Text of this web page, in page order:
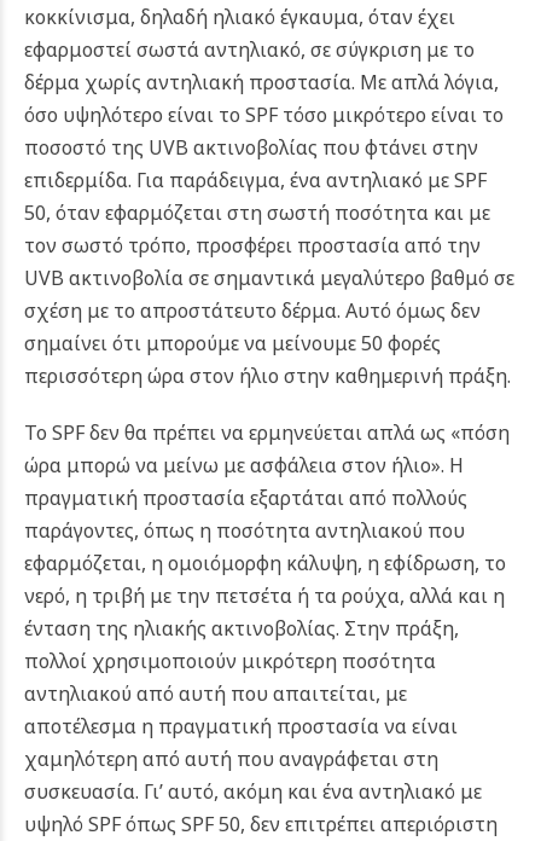
κοκκίνισμα, δηλαδή ηλιακό έγκαυμα, όταν έχει
εφαρμοστεί σωστά αντηλιακό, σε σύγκριση με το
δέρμα χωρίς αντηλιακή προστασία. Με απλά λόγια,
όσο υψηλότερο είναι το SPF τόσο μικρότερο είναι το
ποσοστό της UVB ακτινοβολίας που φτάνει στην
επιδερμίδα. Για παράδειγμα, ένα αντηλιακό με SPF
50, όταν εφαρμόζεται στη σωστή ποσότητα και με
τον σωστό τρόπο, προσφέρει προστασία από την
UVB ακτινοβολία σε σημαντικά μεγαλύτερο βαθμό σε
σχέση με το απροστάτευτο δέρμα. Αυτό όμως δεν
σημαίνει ότι μπορούμε να μείνουμε 50 φορές
περισσότερη ώρα στον ήλιο στην καθημερινή πράξη.
Το SPF δεν θα πρέπει να ερμηνεύεται απλά ως «πόση
ώρα μπορώ να μείνω με ασφάλεια στον ήλιο». Η
πραγματική προστασία εξαρτάται από πολλούς
παράγοντες, όπως η ποσότητα αντηλιακού που
εφαρμόζεται, η ομοιόμορφη κάλυψη, η εφίδρωση, το
νερό, η τριβή με την πετσέτα ή τα ρούχα, αλλά και η
ένταση της ηλιακής ακτινοβολίας. Στην πράξη,
πολλοί χρησιμοποιούν μικρότερη ποσότητα
αντηλιακού από αυτή που απαιτείται, με
αποτέλεσμα η πραγματική προστασία να είναι
χαμηλότερη από αυτή που αναγράφεται στη
συσκευασία. Γι’ αυτό, ακόμη και ένα αντηλιακό με
υψηλό SPF όπως SPF 50, δεν επιτρέπει απεριόριστη